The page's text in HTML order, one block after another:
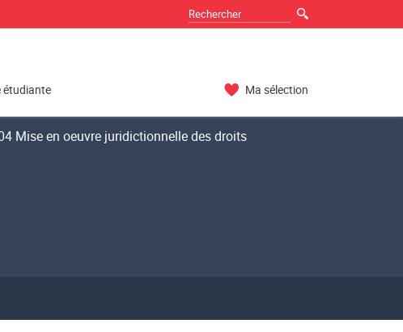
étudiante Ma sélection
Mise en oeuvre juridictionnelle des droits